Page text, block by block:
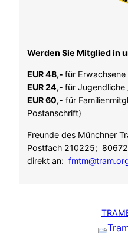
Werden Sie Mitglied in
EUR 48,- für Erwachsene
EUR 24,- für Jugendliche
EUR 60,- für
Postanschrift)
Freunde des Münchner
Postfach 210225;
direkt an: